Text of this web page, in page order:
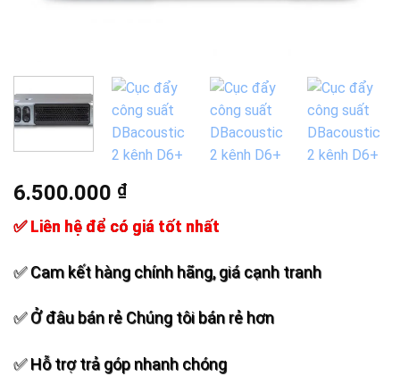
6.500.000 ₫
✅ Liên hệ để có giá tốt nhất
✅ Cam kết hàng chính hãng, giá cạnh tranh
✅ Ở đâu bán rẻ Chúng tôi bán rẻ hơn
✅ Hỗ trợ trả góp nhanh chóng